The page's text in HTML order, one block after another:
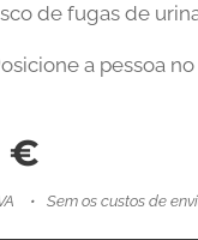
de fugas de
a pessoa
€
Sem os custos de